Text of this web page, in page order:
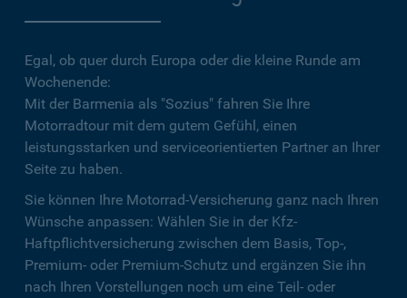
Egal, ob quer durch Europa oder die kleine Runde am
Wochenende:
Mit der Barmenia als "Sozius" fahren Sie Ihre
Motorradtour mit dem gutem Gefühl, einen
leistungsstarken und serviceorientierten Partner an Ihrer
Seite zu haben.
Sie können Ihre Motorrad-Versicherung ganz nach Ihren
Wünsche anpassen: Wählen Sie in der Kfz-
Haftpflichtversicherung zwischen dem Basis, Top-,
Premium- oder Premium-Schutz und ergänzen Sie ihn
nach Ihren Vorstellungen noch um eine Teil- oder